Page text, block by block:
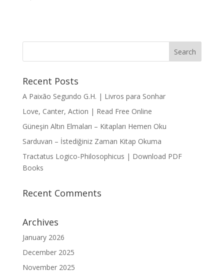
Recent Posts
A Paixão Segundo G.H. | Livros para Sonhar
Love, Canter, Action | Read Free Online
Güneşin Altın Elmaları – Kitapları Hemen Oku
Sarduvan – İstediğiniz Zaman Kitap Okuma
Tractatus Logico-Philosophicus | Download PDF
Books
Recent Comments
Archives
January 2026
December 2025
November 2025